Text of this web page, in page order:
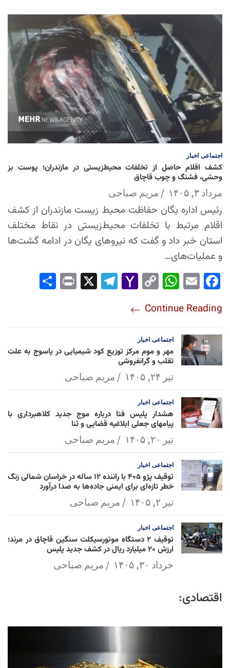
اجتماعی اخبار
کشف اقلام حاصل از تخلفات محیط‌زیستی در مازندران؛ پوست بز
وحشی، فشنگ و چوب قاچاق
مرداد ۳, ۱۴۰۵ مریم صباحی
رئیس اداره یگان حفاظت محیط زیست مازندران از کشف
اقلام مرتبط با تخلفات محیط‌زیستی در نقاط مختلف
استان خبر داد و گفت که نیروهای یگان در ادامه گشت‌ها
و عملیات‌های…
Fac
ok
Em
Wh
Ap
p
Co
Lin
k
Yah
l
Tel
Pri
Continue Reading
اجتماعی اخبار
مهر و موم مرکز توزیع کود شیمیایی در یاسوج به علت
تقلب و گرانفروشی
تیر ۲۴, ۱۴۰۵ مریم صباحی
اجتماعی اخبار
هشدار پلیس فتا درباره موج جدید کلاهبرداری با
پیامهای جعلی ابلاغیه قضایی و ثنا
تیر ۲۰, ۱۴۰۵ مریم صباحی
اجتماعی اخبار
توقیف پژو ۴۰۵ با راننده ۱۲ ساله در خراسان شمالی زنگ
خطر تازه‌ای برای ایمنی جاده‌ها به صدا درآورد
تیر ۲, ۱۴۰۵ مریم صباحی
اجتماعی اخبار
توقیف ۲ دستگاه موتورسیکلت سنگین قاچاق در مرند؛
ارزش ۲۰ میلیارد ریال در کشف جدید پلیس
خرداد ۳۰, ۱۴۰۵ مریم صباحی
اقتصادی: